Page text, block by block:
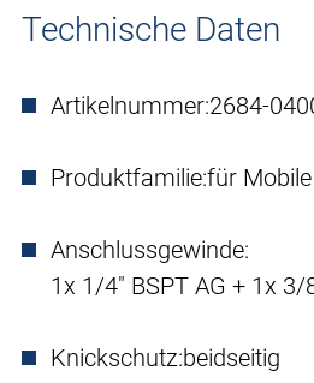
Technische Daten
Artikelnummer:2684-
Produktfamilie:für
Anschlussgewinde:
1x 1/4" BSPT AG + 1x 3/
Knickschutz:beidseitig